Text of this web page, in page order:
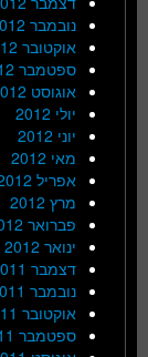
נובמבר 2012
אוקטובר 2012
ספטמבר 2012
אוגוסט 2012
יולי 2012
יוני 2012
מאי 2012
אפריל 2012
מרץ 2012
פברואר 2012
ינואר 2012
דצמבר 2011
נובמבר 2011
אוקטובר 2011
ספטמבר 2011